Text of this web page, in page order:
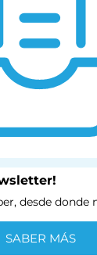
desde donde
SABER MÁS